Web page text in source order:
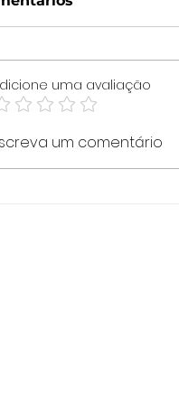
Você vai se adaptar ou
uma avaliação
um comentário